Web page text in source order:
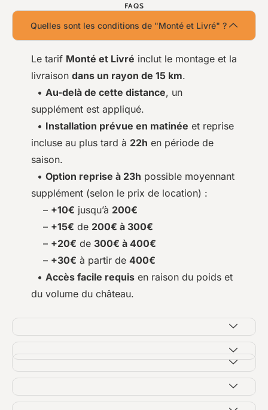
FAQS
Quelles sont les conditions de "Monté et Livré" ?
Le tarif Monté et Livré inclut le montage et la
livraison dans un rayon de 15 km.
• Au-delà de cette distance, un
supplément est appliqué.
• Installation prévue en matinée et reprise
incluse au plus tard à 22h en période de
saison.
• Option reprise à 23h possible moyennant
supplément (selon le prix de location) :
– +10€ jusqu’à 200€
– +15€ de 200€ à 300€
– +20€ de 300€ à 400€
– +30€ à partir de 400€
• Accès facile requis en raison du poids et
du volume du château.